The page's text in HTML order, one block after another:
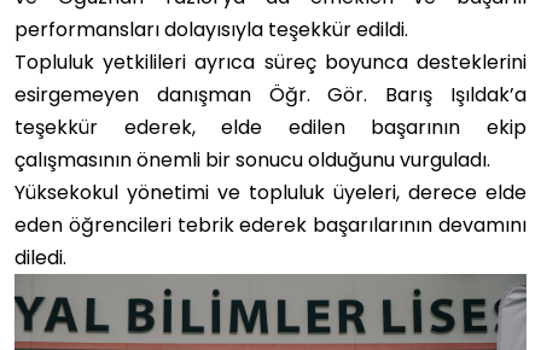
performansları dolayısıyla teşekkür edildi.
Topluluk yetkilileri ayrıca süreç boyunca desteklerini
esirgemeyen danışman Öğr. Gör. Barış Işıldak’a
teşekkür ederek, elde edilen başarının ekip
çalışmasının önemli bir sonucu olduğunu vurguladı.
Yüksekokul yönetimi ve topluluk üyeleri, derece elde
eden öğrencileri tebrik ederek başarılarının devamını
diledi.